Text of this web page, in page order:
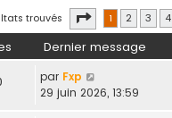
trouvés Page sur 20
1 2 3 4
Dernier message
par Fxp
29 juin 2026, 13:59